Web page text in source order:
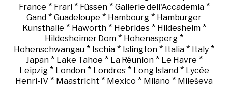
France * Frari* Füssen* Gallerie dell'Accademia*
Gand * Guadeloupe * Hambourg * Hamburger
Kunsthalle * Haworth* Hebrides* Hildesheim*
Hildesheimer Dom * Hohenasperg *
Hohenschwangau * Ischia * Islington * Italia * Italy *
Japan* Lake Tahoe * La Réunion* Le Havre *
Leipzig* London* Londres* Long Island* Lycée
Henri-IV * Maastricht * Mexico * Milano * Mileševa